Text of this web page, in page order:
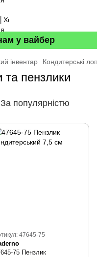
у вайбер
інвентар Кондитерські
та пензлики
За популярністю
47645-75
75 Пензлик